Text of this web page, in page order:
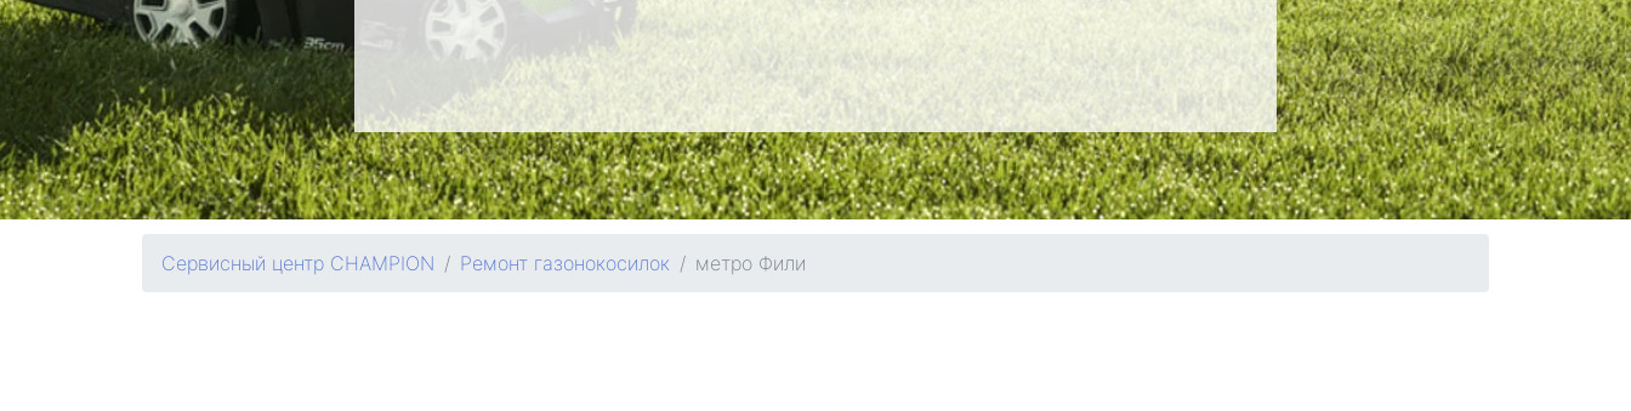
Сервисный центр CHAMPION Ремонт газонокосилок метро Фили